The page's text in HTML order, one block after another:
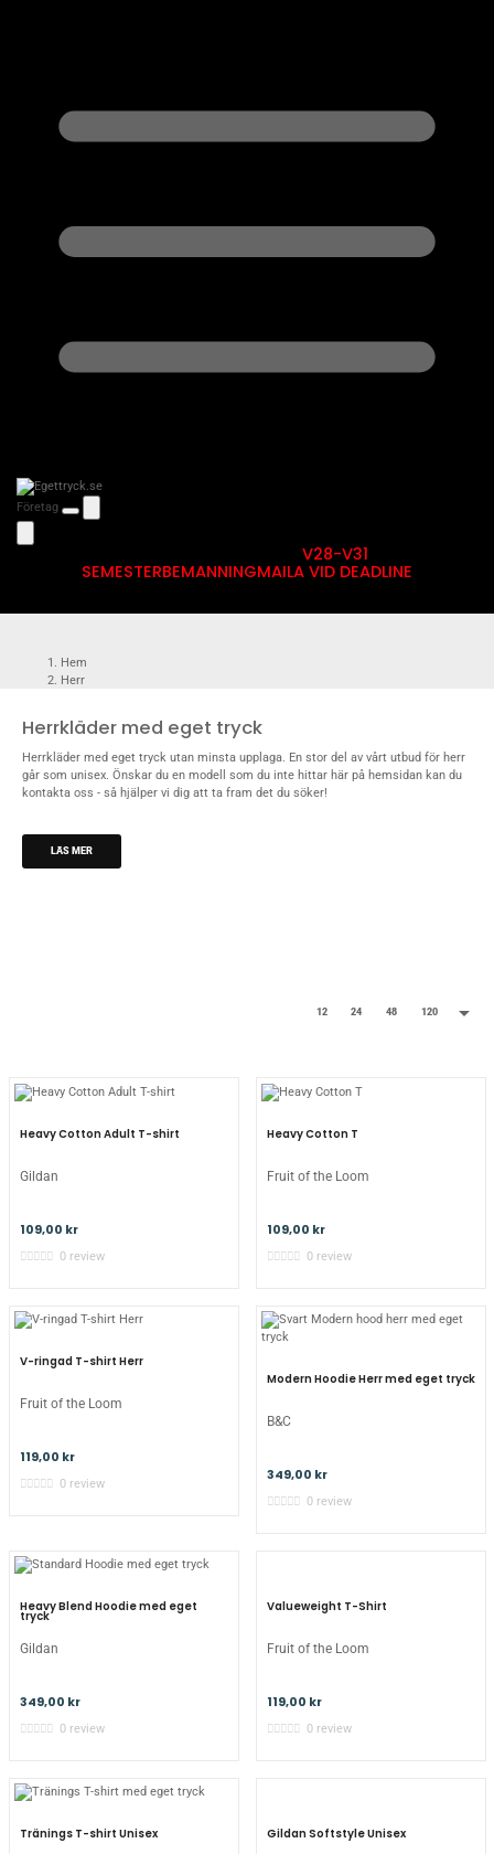
Företag
SEMESTERBEMANNING
V28-V31
MAILA VID DEADLINE
Hem
Herr
Herrkläder med eget tryck
Herrkläder med eget tryck utan minsta upplaga. En stor del av vårt utbud för herr
går som unisex. Önskar du en modell som du inte hittar här på hemsidan kan du
kontakta oss - så hjälper vi dig att ta fram det du söker!
LÄS MER
12 24 48 120 
Heavy Cotton Adult T-shirt
Gildan
109,00 kr
0 review
Heavy Cotton T
Fruit of the Loom
109,00 kr
0 review
V-ringad T-shirt Herr
Fruit of the Loom
119,00 kr
0 review
Modern Hoodie Herr med eget tryck
B&C
349,00 kr
0 review
Heavy Blend Hoodie med eget
tryck
Gildan
349,00 kr
0 review
Valueweight T-Shirt
Fruit of the Loom
119,00 kr
0 review
Tränings T-shirt Unisex Gildan Softstyle Unisex